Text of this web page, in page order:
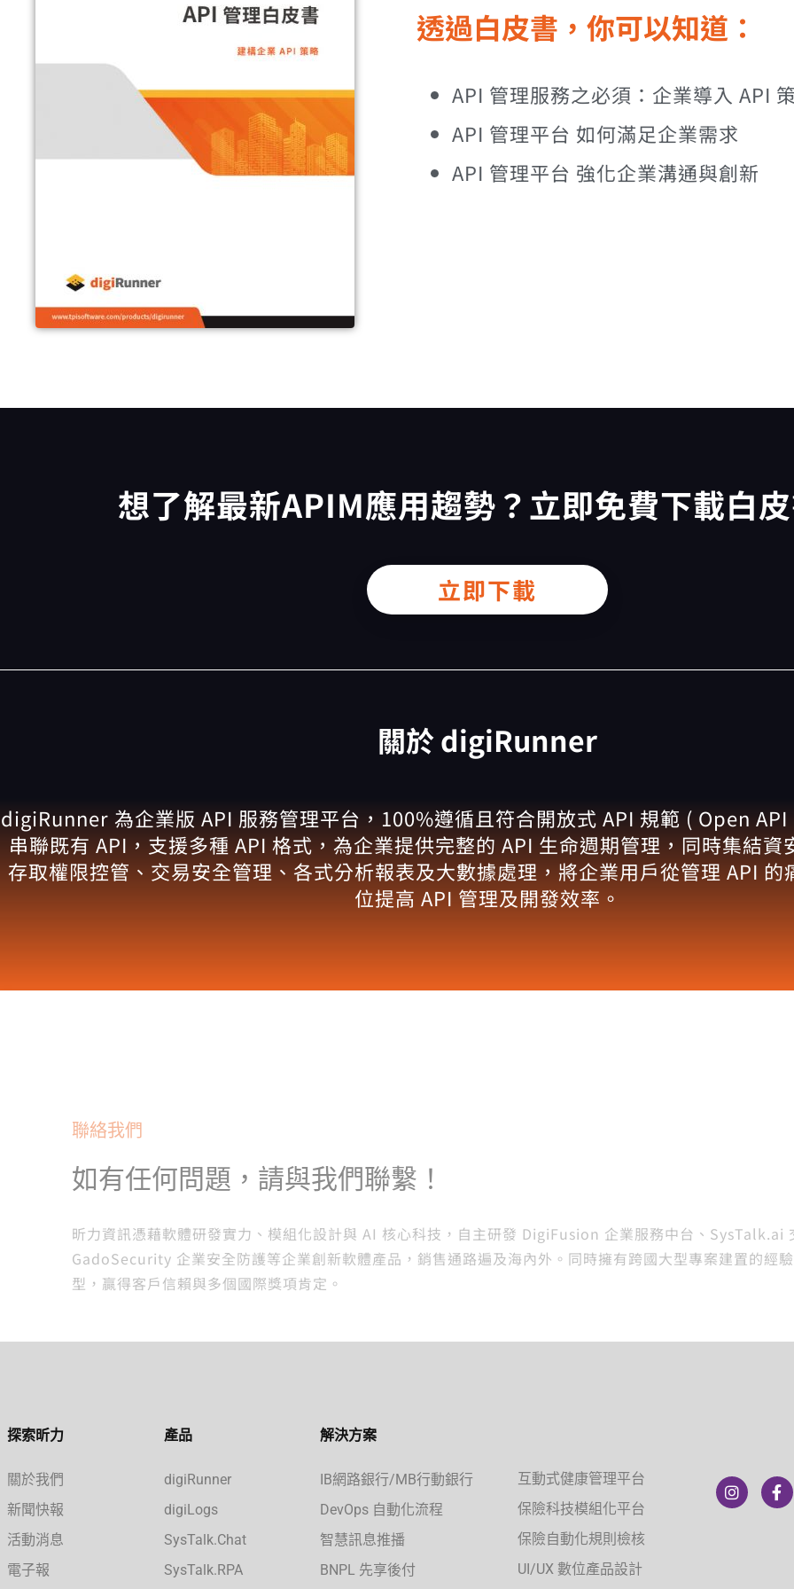
透過白皮書，你可以知道：​
API 管理服務之必須：企業導入 API
API 管理平台 如何滿足企業需求
API 管理平台 強化企業溝通與創新
想了解最新APIM應用趨勢？立即免費下載白
立即下載
關於 digiRunner
digiRunner 為企業版 API 服務管理平台，100%遵循且符合開放式 API 規範 ( Open
串聯既有 API，支援多種 API 格式，為企業提供完整的 API 生命週期管理，同時集結資
存取權限控管、交易安全管理、各式分析報表及大數據處理，將企業用戶從管理 API 的
位提高 API 管理及開發效率。
聯絡我們
如有任何問題，請與我們聯繫！
昕力資訊憑藉軟體研發實力、模組化設計與 AI 核心科技，自主研發 DigiFusion 企業服務中台、SysTalk.ai
GadoSecurity 企業安全防護等企業創新軟體產品，銷售通路遍及海內外。同時擁有跨國大型專案建置的經
型，贏得客戶信賴與多個國際獎項肯定。
探索昕力
關於我們
新聞快報
活動消息
電子報
產品
digiRunner
digiLogs
SysTalk.Chat
SysTalk.RPA
解決方案
IB網路銀行/MB行動銀行
DevOps 自動化流程
智慧訊息推播
BNPL 先享後付
互動式健康管理平台
保險科技模組化平台
保險自動化規則檢核
UI/UX 數位產品設計